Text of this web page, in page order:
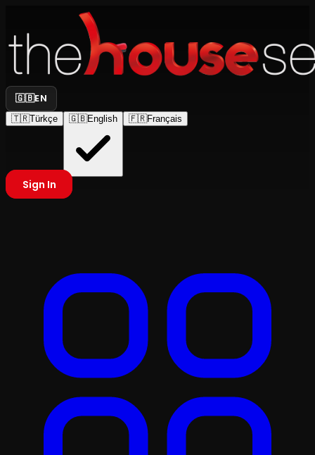
🇬🇧EN
🇹🇷Türkçe 🇬🇧English 🇫🇷Français
Sign In